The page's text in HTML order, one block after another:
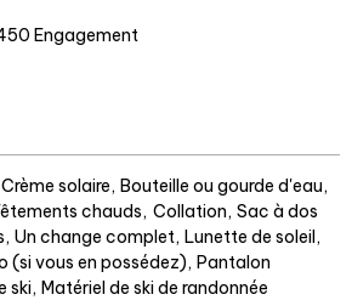
Engagement
Crème solaire Bouteille ou gourde d'eau
chauds Collation Sac à dos
Un change complet Lunette de soleil
(si vous en possédez) Pantalon
ski Matériel de ski de randonnée